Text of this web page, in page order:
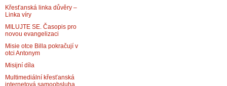
Křesťanská linka důvěry –
Linka víry
MILUJTE SE. Časopis pro
novou evangelizaci
Misie otce Billa pokračují v
otci Antonym
Misijní díla
Multimediální křesťanská